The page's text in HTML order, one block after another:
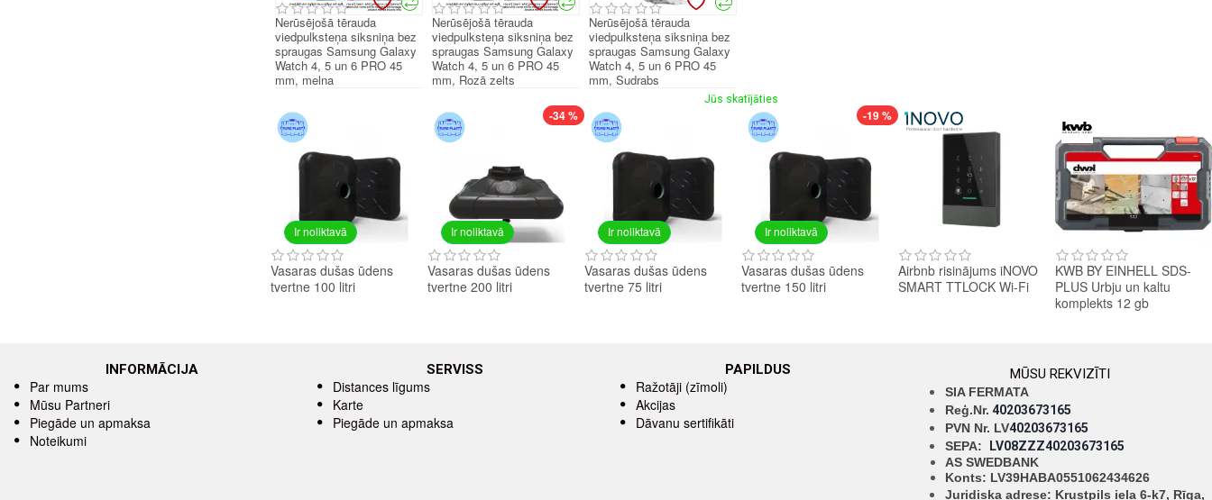
Nerūsējošā tērauda
viedpulksteņa siksniņa bez
spraugas Samsung Galaxy
Watch 4, 5 un 6 PRO 45
mm, melna
Nerūsējošā tērauda
viedpulksteņa siksniņa bez
spraugas Samsung Galaxy
Watch 4, 5 un 6 PRO 45
mm, Rozā zelts
Nerūsējošā tērauda
viedpulksteņa siksniņa bez
spraugas Samsung Galaxy
Watch 4, 5 un 6 PRO 45
mm, Sudrabs
Jūs skatījāties
Ir noliktavā
Vasaras dušas ūdens
tvertne 100 litri
Ir noliktavā
-34 %
Vasaras dušas ūdens
tvertne 200 litri
Ir noliktavā
Vasaras dušas ūdens
tvertne 75 litri
Ir noliktavā
-19 %
Vasaras dušas ūdens
tvertne 150 litri
Airbnb risinājums iNOVO
SMART TTLOCK Wi-Fi
KWB BY EINHELL SDS-
PLUS Urbju un kaltu
komplekts 12 gb
INFORMĀCIJA
Par mums
Mūsu Partneri
Piegāde un apmaksa
Noteikumi
SERVISS
Distances līgums
Karte
Piegāde un apmaksa
PAPILDUS
Ražotāji (zīmoli)
Akcijas
Dāvanu sertifikāti
MŪSU REKVIZĪTI
SIA FERMATA
Reģ.Nr. 40203673165
PVN Nr. LV40203673165
SEPA:
LV08ZZZ40203673165
AS SWEDBANK
Konts: LV39HABA0551062434626
Juridiska adrese: Krustpils iela 6-k7, Rīga,